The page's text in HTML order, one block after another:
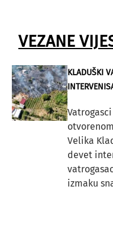
VEZANE
KLADUŠKI
Velika
devet
izmaku